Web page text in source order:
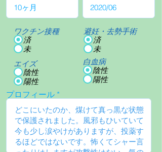
ワクチン接種
済
未
エイズ
陰性
陽性
避妊・去勢手術
済
未
白血病
陰性
陽性
プロフィール